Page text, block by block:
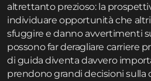
altrettanto prezioso: la
individuare opportunità che
sfuggire e danno avvertimenti
possono far deragliare carriere
di guida diventa davvero
prendono grandi decisioni sulla